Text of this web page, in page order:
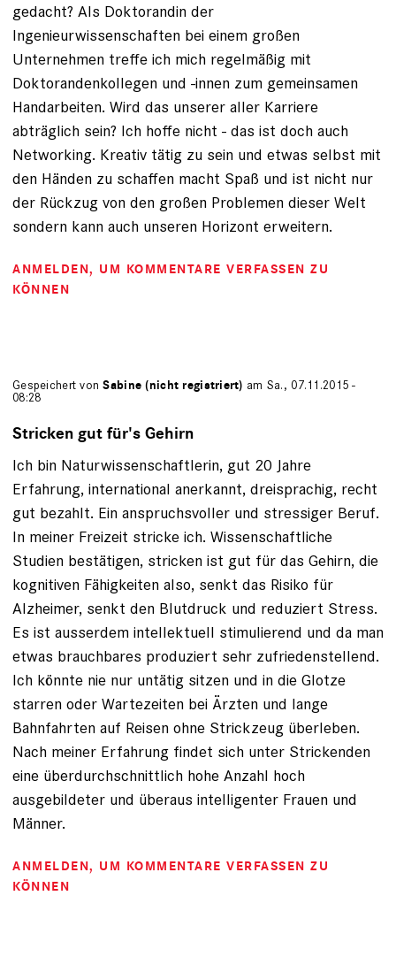
gedacht? Als Doktorandin der
Ingenieurwissenschaften bei einem großen
Unternehmen treffe ich mich regelmäßig mit
Doktorandenkollegen und -innen zum gemeinsamen
Handarbeiten. Wird das unserer aller Karriere
abträglich sein? Ich hoffe nicht - das ist doch auch
Networking. Kreativ tätig zu sein und etwas selbst mit
den Händen zu schaffen macht Spaß und ist nicht nur
der Rückzug von den großen Problemen dieser Welt
sondern kann auch unseren Horizont erweitern.
ANMELDEN, UM KOMMENTARE VERFASSEN ZU
KÖNNEN
Gespeichert vonSabine (nicht registriert) am Sa., 07.11.2015 -
08:28
Stricken gut für's Gehirn
Ich bin Naturwissenschaftlerin, gut 20 Jahre
Erfahrung, international anerkannt, dreisprachig, recht
gut bezahlt. Ein anspruchsvoller und stressiger Beruf.
In meiner Freizeit stricke ich. Wissenschaftliche
Studien bestätigen, stricken ist gut für das Gehirn, die
kognitiven Fähigkeiten also, senkt das Risiko für
Alzheimer, senkt den Blutdruck und reduziert Stress.
Es ist ausserdem intellektuell stimulierend und da man
etwas brauchbares produziert sehr zufriedenstellend.
Ich könnte nie nur untätig sitzen und in die Glotze
starren oder Wartezeiten bei Ärzten und lange
Bahnfahrten auf Reisen ohne Strickzeug überleben.
Nach meiner Erfahrung findet sich unter Strickenden
eine überdurchschnittlich hohe Anzahl hoch
ausgebildeter und überaus intelligenter Frauen und
Männer.
ANMELDEN, UM KOMMENTARE VERFASSEN ZU
KÖNNEN